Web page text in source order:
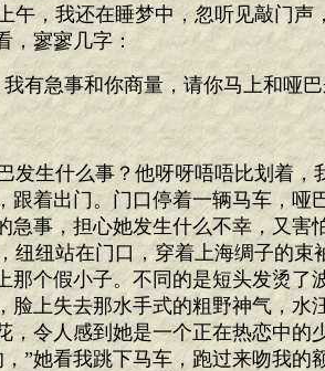
，我还在睡梦中，忽听见敲门声
，寥寥几字：
有急事和你商量，请你马上和哑
生什么事？他呀呀唔唔比划着，
跟着出门。门口停着一辆马车，哑
急事，担心她发生什么不幸，又害
纽站在门口，穿着上海绸子的束
那个假小子。不同的是短头发烫了
脸上失去那水手式的粗野神气，水
，令人感到她是一个正在热恋中的
”她看我跳下马车，跑过来吻我的